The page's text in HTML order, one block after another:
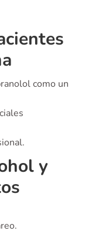
como un
y